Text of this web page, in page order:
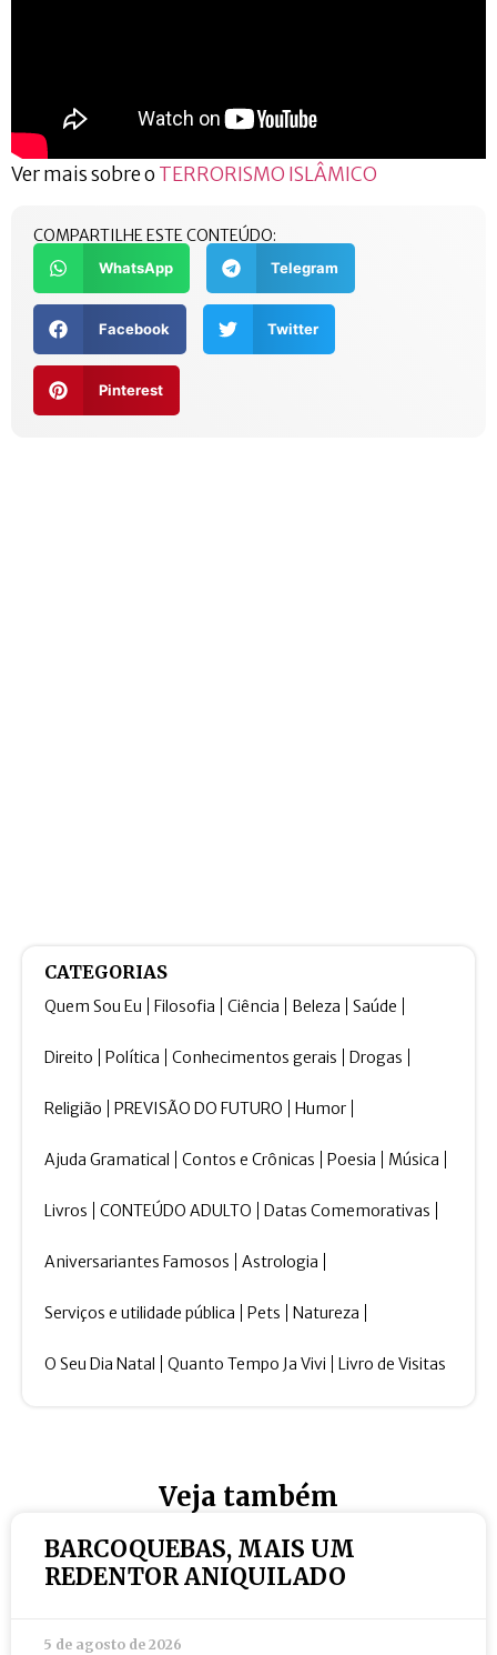
Ver mais sobre o TERRORISMO ISLÂMICO
COMPARTILHE ESTE CONTEÚDO:
WhatsApp Telegram
Facebook Twitter
Pinterest
CATEGORIAS
Quem Sou Eu Filosofia Ciência Beleza Saúde
Direito Política Conhecimentos gerais Drogas
Religião PREVISÃO DO FUTURO Humor
Ajuda Gramatical Contos e Crônicas Poesia Música
Livros CONTEÚDO ADULTO Datas Comemorativas
Aniversariantes Famosos Astrologia
Serviços e utilidade pública Pets Natureza
O Seu Dia Natal Quanto Tempo Ja Vivi Livro de Visitas
Veja também
BARCOQUEBAS, MAIS UM
REDENTOR ANIQUILADO
5 de agosto de 2026